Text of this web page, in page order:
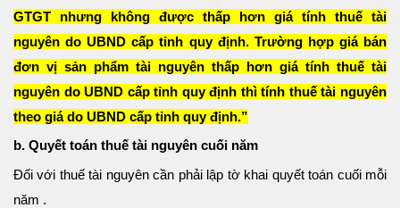
GTGT nhưng không được thấp hơn giá tính thuế tài
nguyên do UBND cấp tỉnh quy định. Trường hợp giá bán
đơn vị sản phẩm tài nguyên thấp hơn giá tính thuế tài
nguyên do UBND cấp tỉnh quy định thì tính thuế tài nguyên
theo giá do UBND cấp tỉnh quy định.”
b. Quyết toán thuế tài nguyên cuối năm
Đối với thuế tài nguyên cần phải lập tờ khai quyết toán cuối mỗi
năm .